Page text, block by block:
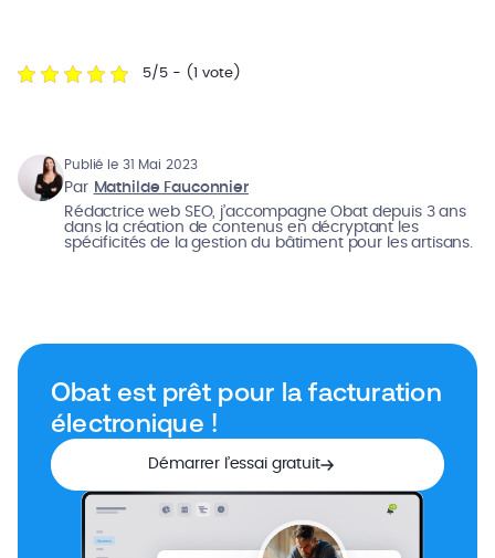
5/5 - (1 vote)
Publié le 31 Mai 2023
Par Mathilde Fauconnier
Rédactrice web SEO, j’accompagne Obat depuis 3 ans
dans la création de contenus en décryptant les
spécificités de la gestion du bâtiment pour les artisans.
Obat est prêt pour la facturation
électronique !
Démarrer l’essai gratuit